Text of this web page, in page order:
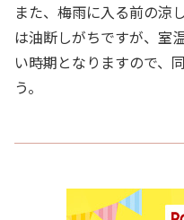
また、梅雨に入る前の涼
は油断しがちですが、室
い時期となりますので、
う。